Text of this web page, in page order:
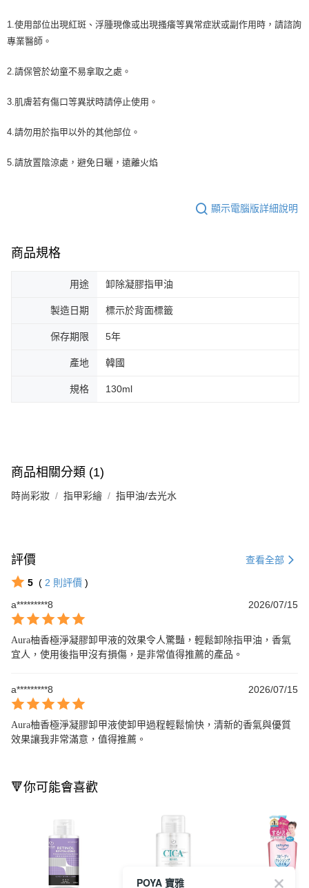
1.使用部位出現紅斑、浮腫現像或出現搔癢等異常症狀或副作用時，請諮詢
專業醫師。
2.請保管於幼童不易拿取之處。
3.肌膚若有傷口等異狀時請停止使用。
4.請勿用於指甲以外的其他部位。
5.請放置陰涼處，避免日曬，遠離火焰
顯示電腦版詳細說明
商品規格
用途 卸除凝膠指甲油
製造日期 標示於背面標籤
保存期限 5年
產地 韓國
規格 130ml
商品相關分類 (1)
時尚彩妝 指甲彩繪 指甲油/去光水
評價 查看全部
5 ( 2 則評價 )
a*********8
2026/07/15
Aura柚香極淨凝膠卸甲液的效果令人驚豔，輕鬆卸除指甲油，香氣
宜人，使用後指甲沒有損傷，是非常值得推薦的產品。
a*********8 2026/07/15
Aura柚香極淨凝膠卸甲液使卸甲過程輕鬆愉快，清新的香氣與優質
效果讓我非常滿意，值得推薦。
🔻你可能會喜歡
POYA 寶雅